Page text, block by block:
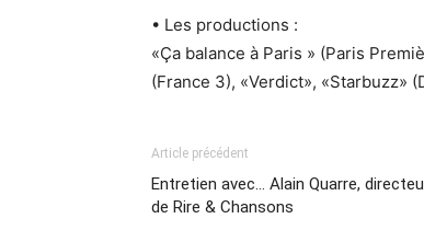
• Les productions :
«Ça balance à Paris » (Paris
(France 3), «Verdict», «Starbuzz»
Article précédent
Entretien avec… Alain Quarre,
de Rire & Chansons